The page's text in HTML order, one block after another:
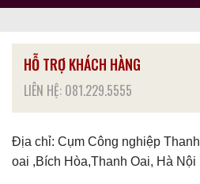
HỖ TRỢ KHÁCH HÀNG
LIÊN HỆ: 081.229.5555
Địa chỉ: Cụm Công nghiệp Thanh
oai ,Bích Hòa,Thanh Oai, Hà Nội